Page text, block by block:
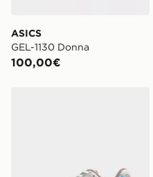
ASICS
GEL-1130 Donna
100,00€